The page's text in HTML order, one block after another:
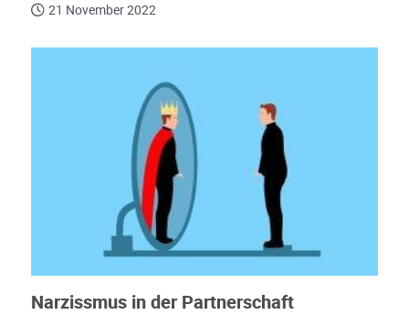
21 November 2022
Narzissmus in der Partnerschaft